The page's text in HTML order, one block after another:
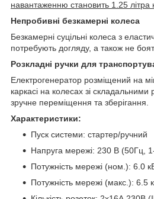
навантаженню становить 1.25 літра
Непробивні безкамерні колеса
Безкамерні суцільні колеса з
потребують догляду, а також не
Розкладні ручки для
Електрогенератор розміщений на
каркасі на колесах зі
зручне переміщення та зберігання.
Характеристики:
Пуск системи: стартер/ручний
Напруга мережі: 230 В (50Гц,
Потужність мережі (ном.): 6.0
Потужність мережі (макс.): 6.5